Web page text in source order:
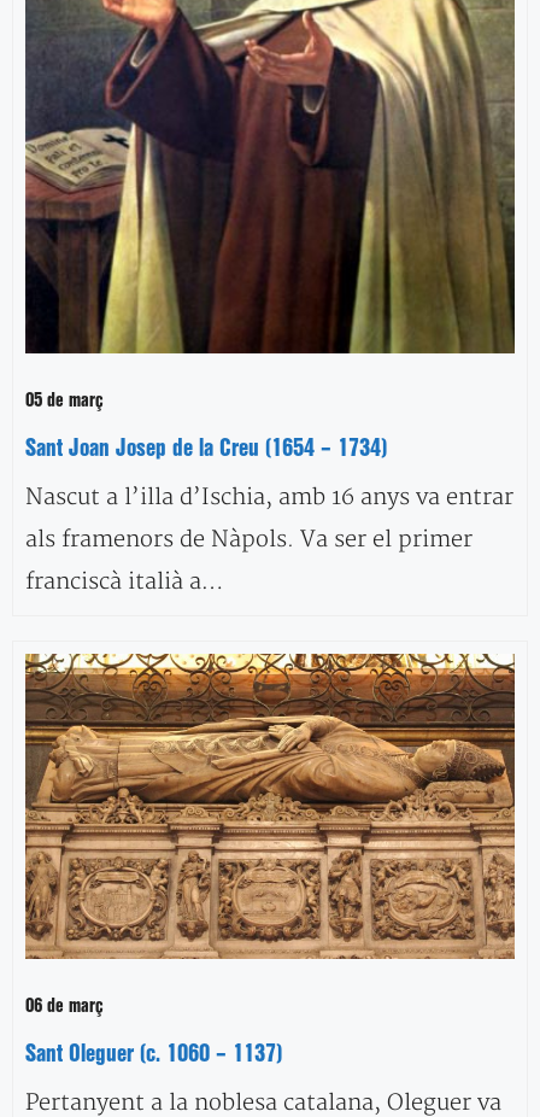
05 de març
Sant Joan Josep de la Creu (1654 – 1734)
Nascut a l’illa d’Ischia, amb 16 anys va entrar
als framenors de Nàpols. Va ser el primer
franciscà italià a…
06 de març
Sant Oleguer (c. 1060 – 1137)
Pertanyent a la noblesa catalana, Oleguer va